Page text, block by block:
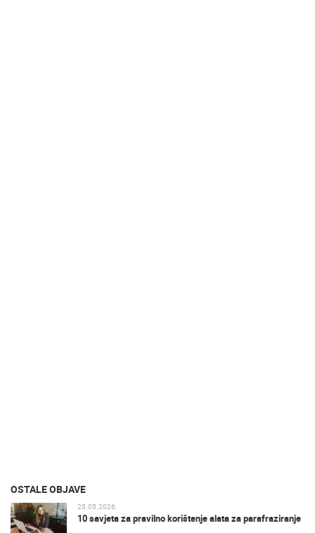
OSTALE OBJAVE
25.05.2026.
10 savjeta za pravilno korištenje alata za parafraziranje